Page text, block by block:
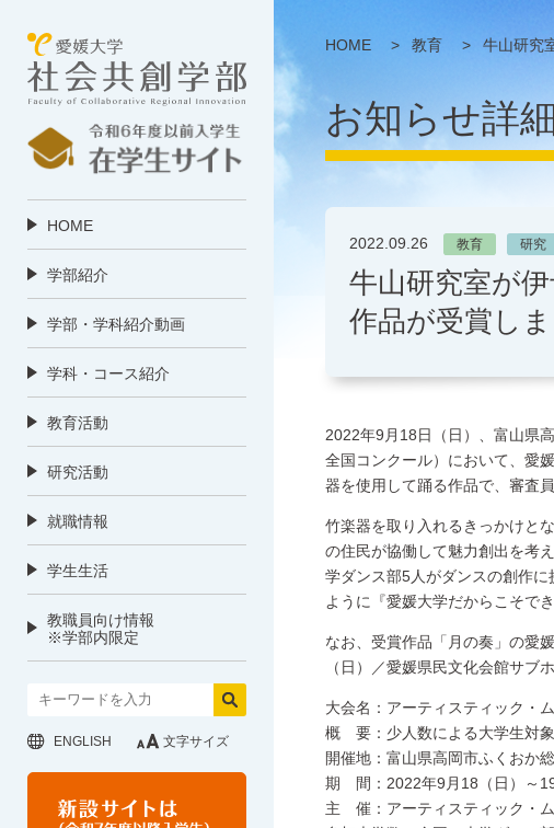
HOME
学部紹介
学部・学科紹介動画
学科・コース紹介
教育活動
研究活動
就職情報
学生生活
教職員向け情報
※学部内限定
ENGLISH 文字サイズ
HOME > 教育 > 牛山研究
お知らせ詳
2022.09.26 教育 研究
牛山研究室が
作品が受賞し
2022年9月18日（日）、富山県
全国コンクール）において、愛
器を使用して踊る作品で、審査
竹楽器を取り入れるきっかけと
の住民が協働して魅力創出を考
学ダンス部5人がダンスの創作
ように『愛媛大学だからこそで
なお、受賞作品「月の奏」の愛
（日）／愛媛県民文化会館サブ
大会名： アーティスティック・
概 要：少人数による大学生対
開催地：富山県高岡市ふくおか
期 間：2022年9月18（日）～19
主 催：アーティスティック・